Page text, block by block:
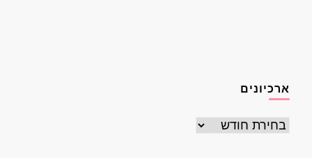
ארכיונים
ארכיונים